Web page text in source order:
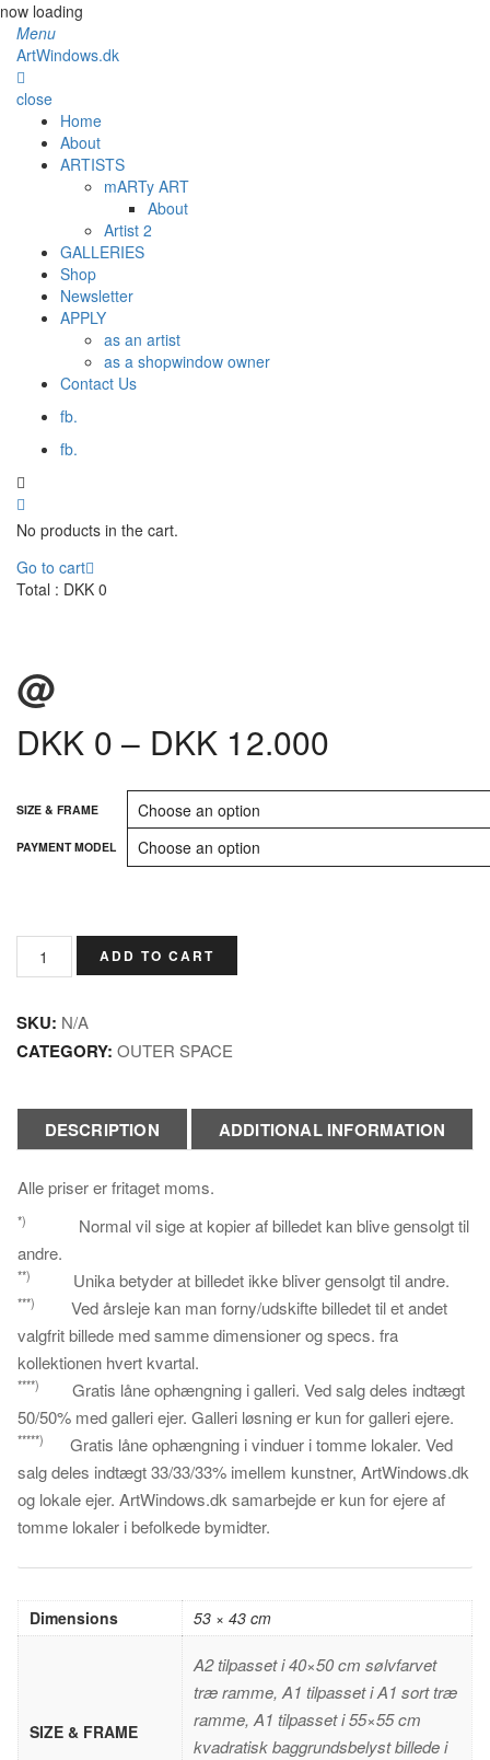
now loading
Menu
ArtWindows.dk
close
Home
About
ARTISTS
mARTy ART
About
Artist 2
GALLERIES
Shop
Newsletter
APPLY
as an artist
as a shopwindow owner
Contact Us
fb.
fb.
No products in the cart.
Go to cart
Total : DKK 0
@
DKK 0 – DKK 12.000
SIZE & FRAME
PAYMENT MODEL
ADD TO CART
SKU: N/A
CATEGORY: OUTER SPACE
DESCRIPTION ADDITIONAL INFORMATION
Alle priser er fritaget moms.
*) Normal vil sige at kopier af billedet kan blive gensolgt til
andre.
**) Unika betyder at billedet ikke bliver gensolgt til andre.
***) Ved årsleje kan man forny/udskifte billedet til et andet
valgfrit billede med samme dimensioner og specs. fra
kollektionen hvert kvartal.
****) Gratis låne ophængning i galleri. Ved salg deles indtægt
50/50% med galleri ejer. Galleri løsning er kun for galleri ejere.
*****) Gratis låne ophængning i vinduer i tomme lokaler. Ved
salg deles indtægt 33/33/33% imellem kunstner, ArtWindows.dk
og lokale ejer. ArtWindows.dk samarbejde er kun for ejere af
tomme lokaler i befolkede bymidter.
Dimensions 53 × 43 cm
SIZE & FRAME
A2 tilpasset i 40×50 cm sølvfarvet
træ ramme, A1 tilpasset i A1 sort træ
ramme, A1 tilpasset i 55×55 cm
kvadratisk baggrundsbelyst billede i